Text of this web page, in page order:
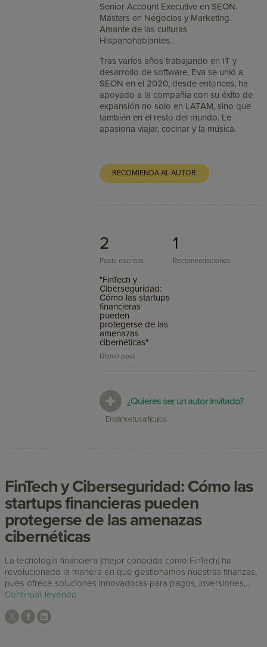
Senior Account Executive en SEON.
Másters en Negocios y Marketing.
Amante de las culturas
Hispanohablantes.
Tras varios años trabajando en IT y
desarrollo de software, Eva se unió a
SEON en el 2020, desde entonces, ha
apoyado a la compañia con su éxito de
expansión no solo en LATAM, sino que
también en el resto del mundo. Le
apasiona viajar, cocinar y la música.
RECOMIENDA AL AUTOR
2
Posts escritos
1
Recomendaciones
"FinTech y
Ciberseguridad:
Cómo las startups
financieras
pueden
protegerse de las
amenazas
cibernéticas"
Último post
¿Quieres ser un autor invitado?
Envíanos tus artículos.
FinTech y Ciberseguridad: Cómo las
startups financieras pueden
protegerse de las amenazas
cibernéticas
La tecnología financiera (mejor conocida como FinTech) ha
revolucionado la manera en que gestionamos nuestras finanzas,
pues ofrece soluciones innovadoras para pagos, inversiones,...
Continuar leyendo